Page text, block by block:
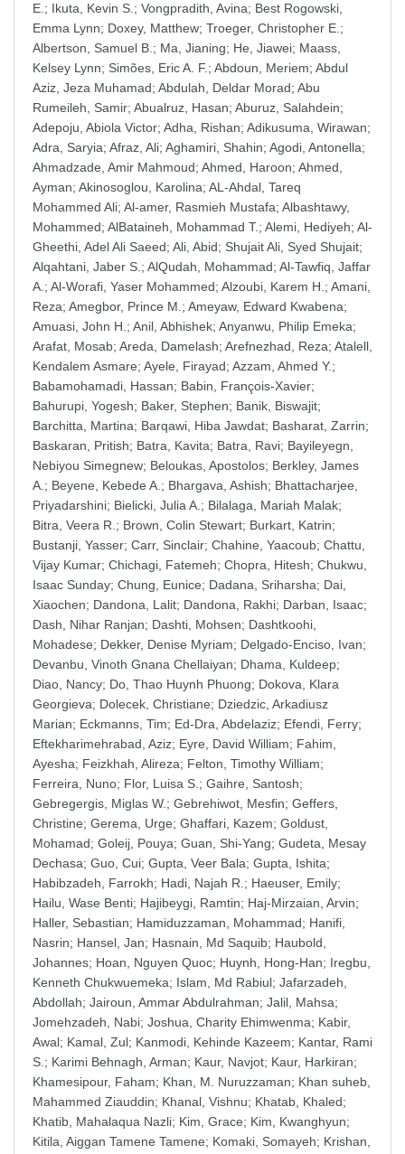
E. ; Ikuta, Kevin S. ; Vongpradith, Avina; Best Rogowski,
Emma Lynn; Doxey, Matthew; Troeger, Christopher E. ;
Albertson, Samuel B. ; Ma, Jianing; He, Jiawei; Maass,
Kelsey Lynn; Simões, Eric A. F. ; Abdoun, Meriem; Abdul
Aziz, Jeza Muhamad; Abdulah, Deldar Morad; Abu
Rumeileh, Samir; Abualruz, Hasan; Aburuz, Salahdein;
Adepoju, Abiola Victor; Adha, Rishan; Adikusuma, Wirawan;
Adra, Saryia; Afraz, Ali; Aghamiri, Shahin; Agodi, Antonella;
Ahmadzade, Amir Mahmoud; Ahmed, Haroon; Ahmed,
Ayman; Akinosoglou, Karolina; AL-Ahdal, Tareq
Mohammed Ali; Al-amer, Rasmieh Mustafa; Albashtawy,
Mohammed; AlBataineh, Mohammad T.; Alemi, Hediyeh; Al-
Gheethi, Adel Ali Saeed; Ali, Abid; Shujait Ali, Syed Shujait;
Alqahtani, Jaber S. ; AlQudah, Mohammad; Al-Tawfiq, Jaffar
A. ; Al-Worafi, Yaser Mohammed; Alzoubi, Karem H. ; Amani,
Reza; Amegbor, Prince M. ; Ameyaw, Edward Kwabena;
Amuasi, John H. ; Anil, Abhishek; Anyanwu, Philip Emeka;
Arafat, Mosab; Areda, Damelash; Arefnezhad, Reza; Atalell,
Kendalem Asmare; Ayele, Firayad; Azzam, Ahmed Y.;
Babamohamadi, Hassan; Babin, François-Xavier;
Bahurupi, Yogesh; Baker, Stephen; Banik, Biswajit;
Barchitta, Martina; Barqawi, Hiba Jawdat; Basharat, Zarrin;
Baskaran, Pritish; Batra, Kavita; Batra, Ravi; Bayileyegn,
Nebiyou Simegnew; Beloukas, Apostolos; Berkley, James
A. ; Beyene, Kebede A. ; Bhargava, Ashish; Bhattacharjee,
Priyadarshini; Bielicki, Julia A. ; Bilalaga, Mariah Malak;
Bitra, Veera R. ; Brown, Colin Stewart; Burkart, Katrin;
Bustanji, Yasser; Carr, Sinclair; Chahine, Yaacoub; Chattu,
Vijay Kumar; Chichagi, Fatemeh; Chopra, Hitesh; Chukwu,
Isaac Sunday; Chung, Eunice; Dadana, Sriharsha; Dai,
Xiaochen; Dandona, Lalit; Dandona, Rakhi; Darban, Isaac;
Dash, Nihar Ranjan; Dashti, Mohsen; Dashtkoohi,
Mohadese; Dekker, Denise Myriam; Delgado-Enciso, Ivan;
Devanbu, Vinoth Gnana Chellaiyan; Dhama, Kuldeep;
Diao, Nancy; Do, Thao Huynh Phuong; Dokova, Klara
Georgieva; Dolecek, Christiane; Dziedzic, Arkadiusz
Marian; Eckmanns, Tim; Ed-Dra, Abdelaziz; Efendi, Ferry;
Eftekharimehrabad, Aziz; Eyre, David William; Fahim,
Ayesha; Feizkhah, Alireza; Felton, Timothy William;
Ferreira, Nuno; Flor, Luisa S. ; Gaihre, Santosh;
Gebregergis, Miglas W. ; Gebrehiwot, Mesfin; Geffers,
Christine; Gerema, Urge; Ghaffari, Kazem; Goldust,
Mohamad; Goleij, Pouya; Guan, Shi-Yang; Gudeta, Mesay
Dechasa; Guo, Cui; Gupta, Veer Bala; Gupta, Ishita;
Habibzadeh, Farrokh; Hadi, Najah R. ; Haeuser, Emily;
Hailu, Wase Benti; Hajibeygi, Ramtin; Haj-Mirzaian, Arvin;
Haller, Sebastian; Hamiduzzaman, Mohammad; Hanifi,
Nasrin; Hansel, Jan; Hasnain, Md Saquib; Haubold,
Johannes; Hoan, Nguyen Quoc; Huynh, Hong-Han; Iregbu,
Kenneth Chukwuemeka; Islam, Md Rabiul; Jafarzadeh,
Abdollah; Jairoun, Ammar Abdulrahman; Jalil, Mahsa;
Jomehzadeh, Nabi; Joshua, Charity Ehimwenma; Kabir,
Awal; Kamal, Zul; Kanmodi, Kehinde Kazeem; Kantar, Rami
S. ; Karimi Behnagh, Arman; Kaur, Navjot; Kaur, Harkiran;
Khamesipour, Faham; Khan, M. Nuruzzaman; Khan suheb,
Mahammed Ziauddin; Khanal, Vishnu; Khatab, Khaled;
Khatib, Mahalaqua Nazli; Kim, Grace; Kim, Kwanghyun;
Kitila, Aiggan Tamene Tamene; Komaki, Somayeh; Krishan,